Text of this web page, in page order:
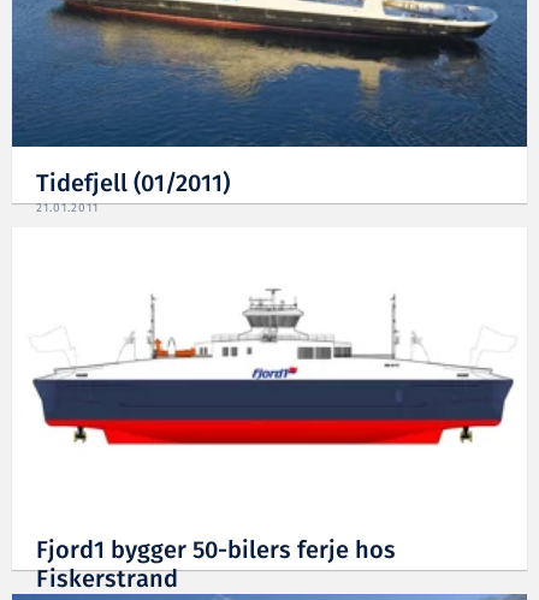
Tidefjell (01/2011)
21.01.2011
Fjord1 bygger 50-bilers ferje hos
Fiskerstrand